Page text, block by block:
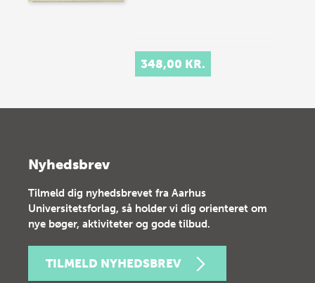
348,00 KR.
Nyhedsbrev
Tilmeld dig nyhedsbrevet fra Aarhus
Universitetsforlag, så holder vi dig orienteret om
nye bøger, aktiviteter og gode tilbud.
TILMELD NYHEDSBREV